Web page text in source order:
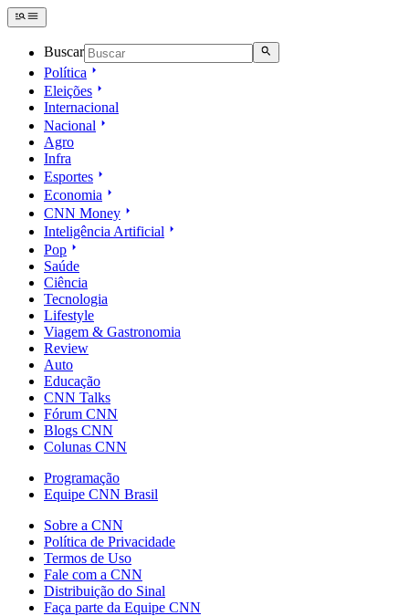
Buscar
Política
Eleições
Internacional
Nacional
Agro
Infra
Esportes
Economia
CNN Money
Inteligência Artificial
Pop
Saúde
Ciência
Tecnologia
Lifestyle
Viagem & Gastronomia
Review
Auto
Educação
CNN Talks
Fórum CNN
Blogs CNN
Colunas CNN
Programação
Equipe CNN Brasil
Sobre a CNN
Política de Privacidade
Termos de Uso
Fale com a CNN
Distribuição do Sinal
Faça parte da Equipe CNN